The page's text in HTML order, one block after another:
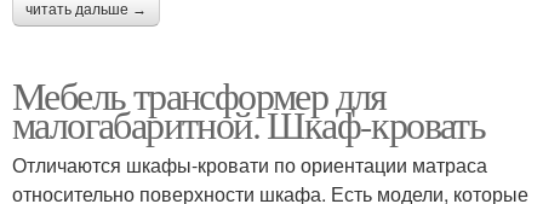
читать дальше →
Мебель трансформер для
малогабаритной. Шкаф-кровать
Отличаются шкафы-кровати по ориентации матраса
относительно поверхности шкафа. Есть модели, которые